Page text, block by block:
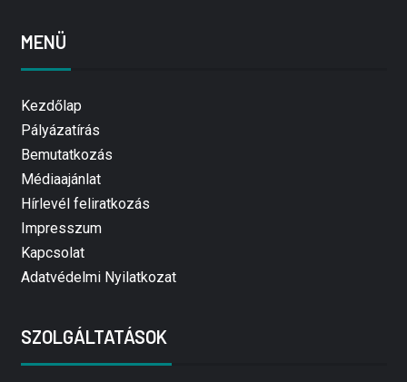
MENÜ
Kezdőlap
Pályázatírás
Bemutatkozás
Médiaajánlat
Hírlevél feliratkozás
Impresszum
Kapcsolat
Adatvédelmi Nyilatkozat
SZOLGÁLTATÁSOK